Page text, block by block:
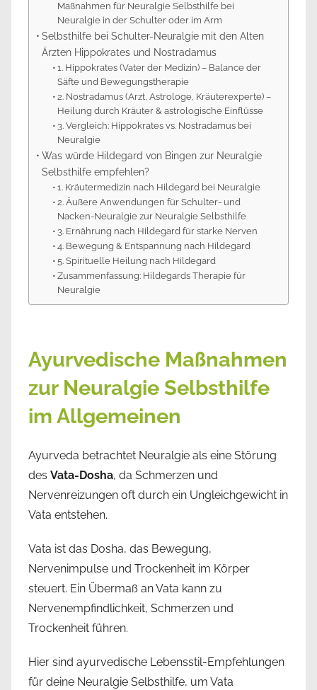
Maßnahmen für Neuralgie Selbsthilfe bei
Neuralgie in der Schulter oder im Arm
Selbsthilfe bei Schulter-Neuralgie mit den Alten
Ärzten Hippokrates und Nostradamus
1. Hippokrates (Vater der Medizin) – Balance der
Säfte und Bewegungstherapie
2. Nostradamus (Arzt, Astrologe, Kräuterexperte) –
Heilung durch Kräuter & astrologische Einflüsse
3. Vergleich: Hippokrates vs. Nostradamus bei
Neuralgie
Was würde Hildegard von Bingen zur Neuralgie
Selbsthilfe empfehlen?
1. Kräutermedizin nach Hildegard bei Neuralgie
2. Äußere Anwendungen für Schulter- und
Nacken-Neuralgie zur Neuralgie Selbsthilfe
3. Ernährung nach Hildegard für starke Nerven
4. Bewegung & Entspannung nach Hildegard
5. Spirituelle Heilung nach Hildegard
Zusammenfassung: Hildegards Therapie für
Neuralgie
Ayurvedische Maßnahmen
zur Neuralgie Selbsthilfe
im Allgemeinen
Ayurveda betrachtet Neuralgie als eine Störung
des Vata-Dosha, da Schmerzen und
Nervenreizungen oft durch ein Ungleichgewicht in
Vata entstehen.
Vata ist das Dosha, das Bewegung,
Nervenimpulse und Trockenheit im Körper
steuert. Ein Übermaß an Vata kann zu
Nervenempfindlichkeit, Schmerzen und
Trockenheit führen.
Hier sind ayurvedische Lebensstil-Empfehlungen
für deine Neuralgie Selbsthilfe, um Vata